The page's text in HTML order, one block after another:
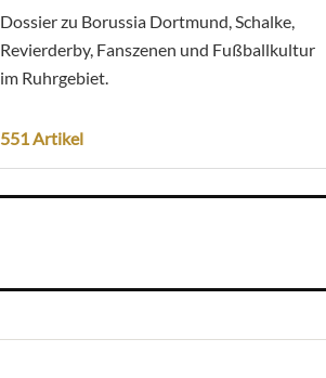
Dossier zu Borussia Dortmund, Schalke,
Revierderby, Fanszenen und Fußballkultur
im Ruhrgebiet.
551 Artikel